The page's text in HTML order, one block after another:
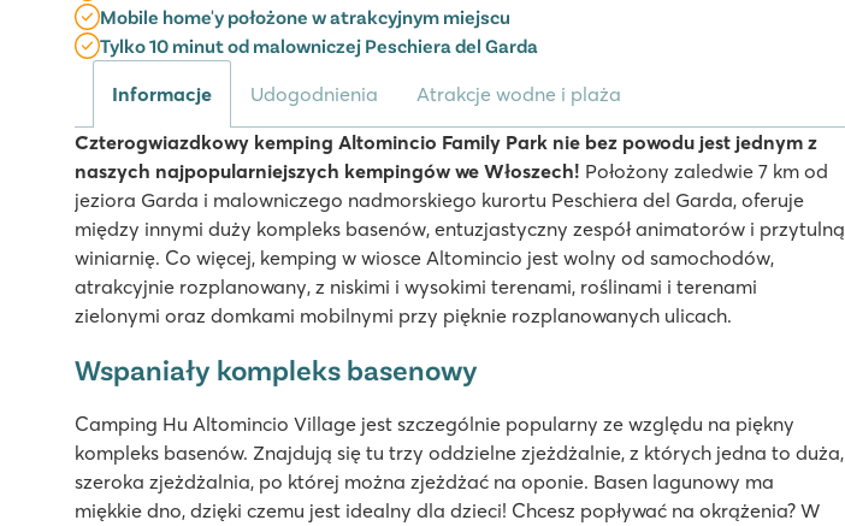
Mobile home'y położone w atrakcyjnym miejscu
Tylko 10 minut od malowniczej Peschiera del Garda
Informacje Udogodnienia
Atrakcje wodne i plaża
Czterogwiazdkowy kemping Altomincio Family Park nie bez powodu jest jednym z
naszych najpopularniejszych kempingów we Włoszech! Położony zaledwie 7 km od
jeziora Garda i malowniczego nadmorskiego kurortu Peschiera del Garda, oferuje
między innymi duży kompleks basenów, entuzjastyczny zespół animatorów i przytulną
winiarnię. Co więcej, kemping w wiosce Altomincio jest wolny od samochodów,
atrakcyjnie rozplanowany, z niskimi i wysokimi terenami, roślinami i terenami
zielonymi oraz domkami mobilnymi przy pięknie rozplanowanych ulicach.
Wspaniały kompleks basenowy
Camping Hu Altomincio Village jest szczególnie popularny ze względu na piękny
kompleks basenów. Znajdują się tu trzy oddzielne zjeżdżalnie, z których jedna to duża,
szeroka zjeżdżalnia, po której można zjeżdżać na oponie. Basen lagunowy ma
miękkie dno, dzięki czemu jest idealny dla dzieci! Chcesz popływać na okrążenia? W